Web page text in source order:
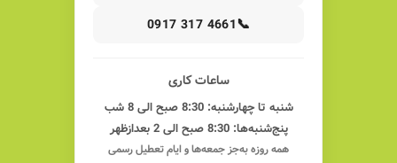
📞
0917 317 4661
ساعات کاری
شنبه تا چهارشنبه: 8:30 صبح الی 8 شب
پنج‌شنبه‌ها: 8:30 صبح الی 2 بعدازظهر
همه روزه به‌جز جمعه‌ها و ایام تعطیل رسمی